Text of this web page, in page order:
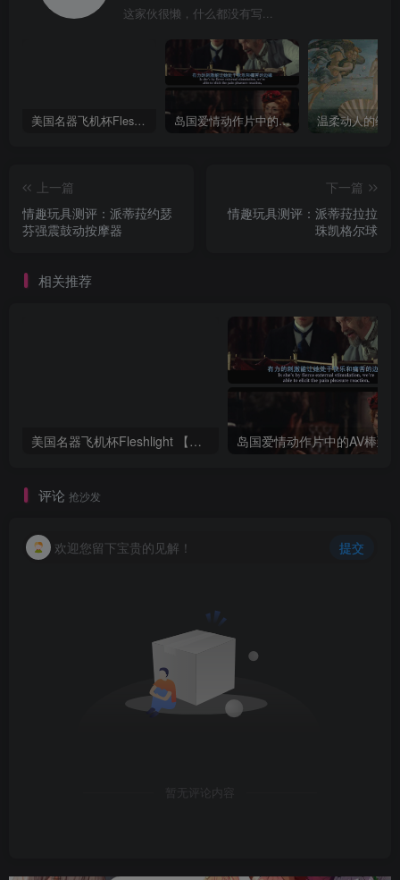
这家伙很懒，什么都没有写...
美国名器飞机杯Fleshlight 【Quickshot-Vantage 双头飞机杯】完全评测 岛国爱情动作片中的AV棒到底有多猛？成人用品震动棒的发展史！
上一篇
情趣玩具测评：派蒂菈约瑟
芬强震鼓动按摩器
下一篇
情趣玩具测评：派蒂菈拉拉
珠凯格尔球
相关推荐
美国名器飞机杯Fleshlight 【Quickshot-Vantage 双头飞机杯】完全评测
评论 抢沙发
欢迎您留下宝贵的见解！ 提交
暂无评论内容